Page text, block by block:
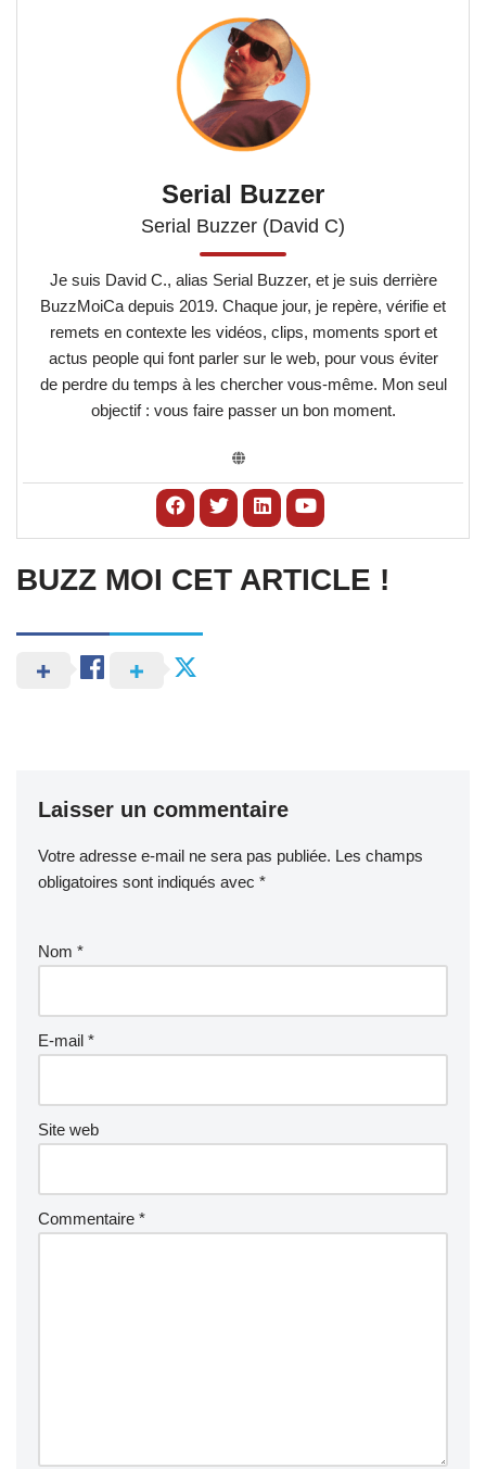
Serial Buzzer
Serial Buzzer (David C)
Je suis David C., alias Serial Buzzer, et je suis derrière
BuzzMoiCa depuis 2019. Chaque jour, je repère, vérifie et
remets en contexte les vidéos, clips, moments sport et
actus people qui font parler sur le web, pour vous éviter
de perdre du temps à les chercher vous-même. Mon seul
objectif : vous faire passer un bon moment.
BUZZ MOI CET ARTICLE !
Laisser un commentaire
Votre adresse e-mail ne sera pas publiée. Les champs
obligatoires sont indiqués avec *
Nom *
E-mail *
Site web
Commentaire *